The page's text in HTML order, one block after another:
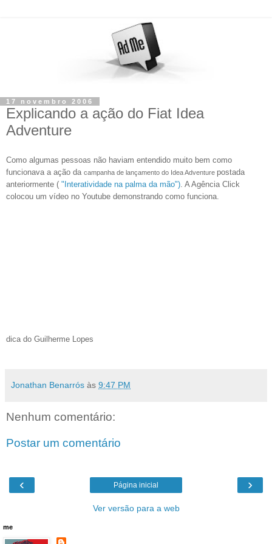
17 novembro 2006
Explicando a ação do Fiat Idea
Adventure
Como algumas pessoas não haviam entendido muito bem como
funcionava a ação da campanha de lançamento do Idea Adventure postada
anteriormente ( "Interatividade na palma da mão") . A Agência Click
colocou um vídeo no Youtube demonstrando como funciona.
dica do Guilherme Lopes
Jonathan Benarrós às 9:47 PM
Nenhum comentário:
Postar um comentário
‹ ›
Página inicial
Ver versão para a web
me